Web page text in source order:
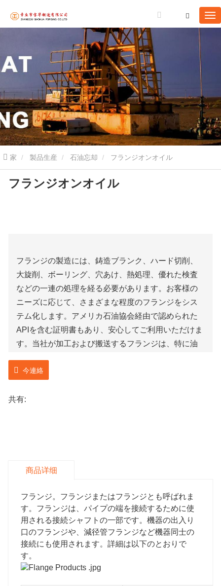
家 製品生産 石油忘却 フランジオンオイル
フランジオンオイル
フランジの製造には、鋳造ブランク、ハード切削、
大旋削、ボーリング、穴あけ、熱処理、優れた検査
などの一連の処理を経る必要があります。お客様の
ニーズに応じて、さまざまな程度のフランジをシス
テム化します。アメリカ石油協会経由で認められた
APIを含む証明書もあり、安心してご利用いただけま
す。当社が加工および搬送するフランジは、特に油
産に使用する素材は曲がりやすいため、お客様のご
です。
今連絡
共有:
商品详细
フランジ。フランジまたはフランジとも呼ばれま
す。フランジは、パイプの端を接続するために使
用される接続シャフトの一部です。機器の出入り
口のフランジや、減径管フランジなど機器同士の
接続にも使用されます。詳細は以下のとおりで
す。